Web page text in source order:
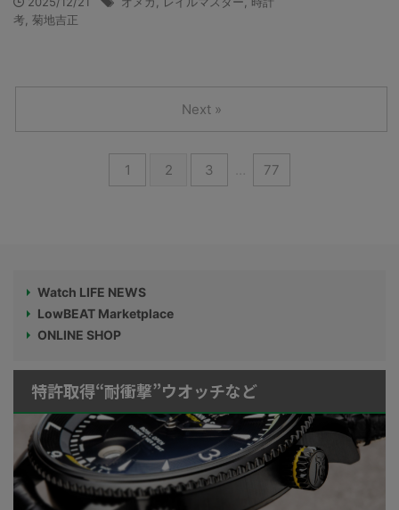
考 菊地吉正
1 2 3 … 77
Next »
Watch LIFE NEWS
LowBEAT Marketplace
ONLINE SHOP
特許取得“耐衝撃”ウオッチなど